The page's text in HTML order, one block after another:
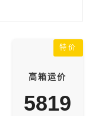
特价
高箱运价
5819